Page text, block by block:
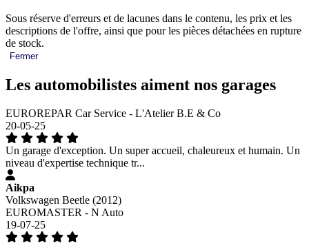
Sous réserve d'erreurs et de lacunes dans le contenu, les prix et les
descriptions de l'offre, ainsi que pour les pièces détachées en rupture
de stock.
Fermer
Les automobilistes aiment nos garages
EUROREPAR Car Service - L'Atelier B.E & Co
20-05-25
Un garage d'exception. Un super accueil, chaleureux et humain. Un
niveau d'expertise technique tr...
Aikpa
Volkswagen Beetle (2012)
EUROMASTER - N Auto
19-07-25